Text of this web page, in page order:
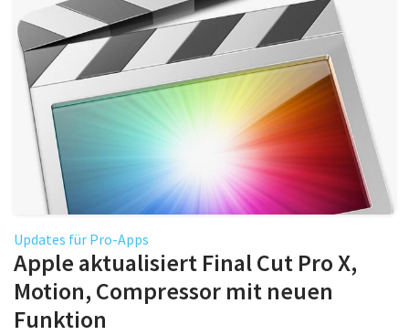
Updates für Pro-Apps
Apple aktualisiert Final Cut Pro X,
Motion, Compressor mit neuen
Funktion